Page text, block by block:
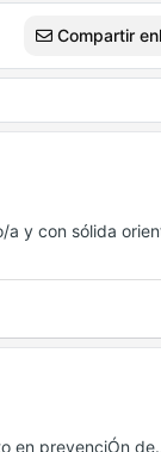
Compartir
a y con sólida
en prevenciÓn